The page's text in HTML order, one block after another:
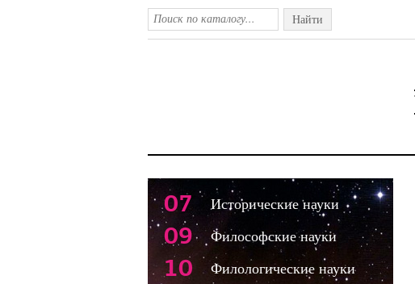
Найти
07 Исторические науки
09 Философские науки
10 Филологические науки